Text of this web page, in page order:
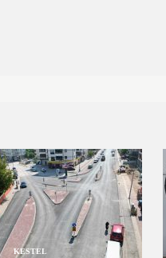
KESTEL